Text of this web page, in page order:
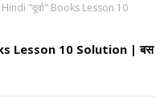
"दूर्वा" Books Lesson 10
Lesson 10 Solution | बस